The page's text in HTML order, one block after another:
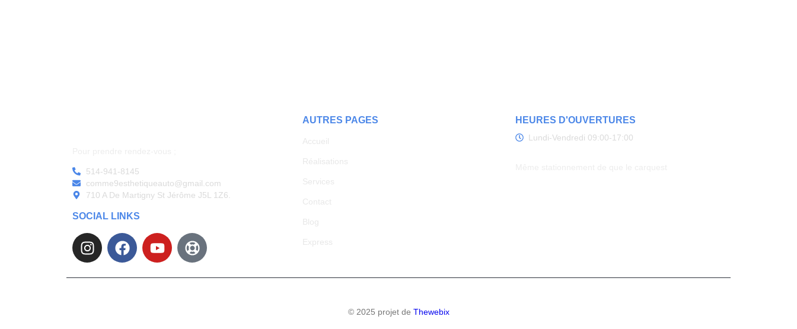
514-941-8145
comme9esthetiqueauto@gmail.com
710 A De Martigny St Jérôme J5L 1Z6.
SOCIAL LINKS
AUTRES PAGES
Accueil
Réalisations
Services
Contact
Blog
Express
HEURES D'OUVERTURES
Lundi-Vendredi 09:00-17:00
© 2025 projet de Thewebix